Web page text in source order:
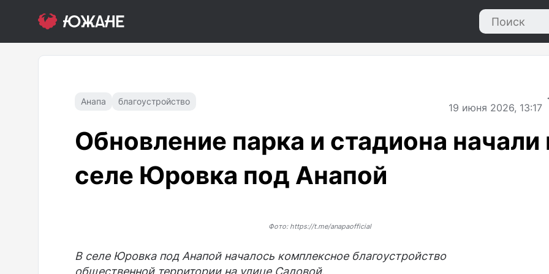
Анапа благоустройство
19 июня 2026, 13:17
Обновление парка и стадиона начали
селе Юровка под Анапой
Фото: https://t.me/anapaofficial
В селе Юровка под Анапой началось комплексное благоустройство
общественной территории на улице Садовой.